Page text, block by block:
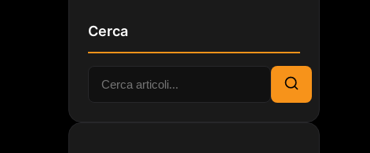
Cerca
Cerca:
Cerca